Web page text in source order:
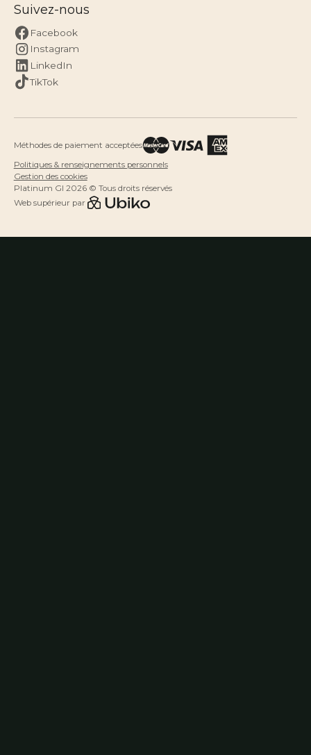
Suivez-nous
Facebook
Instagram
LinkedIn
TikTok
Web supérieur par
Méthodes de paiement acceptées
Politiques & renseignements personnels
Gestion des cookies
Platinum GI 2026 © Tous droits réservés